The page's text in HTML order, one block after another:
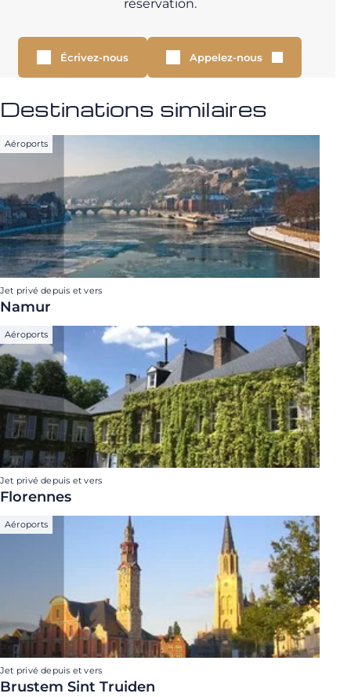
réservation.
Écrivez-nous Appelez-nous
Destinations similaires
Aéroports
Jet privé depuis et vers
Namur
Aéroports
Jet privé depuis et vers
Florennes
Aéroports
Jet privé depuis et vers
Brustem Sint Truiden